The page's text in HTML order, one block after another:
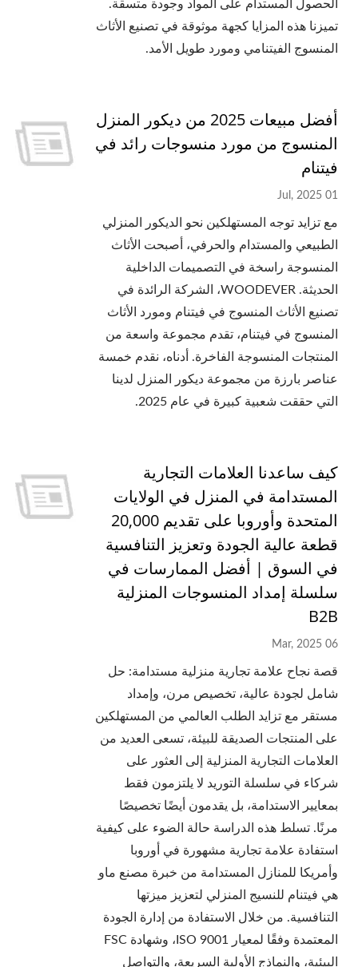
الحصول المستدام على المواد وجودة متسقة.
تميزنا هذه المزايا كجهة موثوقة في تصنيع الأثاث
المنسوج الفيتنامي ومورد طويل الأمد.
أفضل مبيعات 2025 من ديكور المنزل
المنسوج من مورد منسوجات رائد في
فيتنام
01 Jul, 2025
مع تزايد توجه المستهلكين نحو الديكور المنزلي
الطبيعي والمستدام والحرفي، أصبحت الأثاث
المنسوجة راسخة في التصميمات الداخلية
الحديثة. WOODEVER، الشركة الرائدة في
تصنيع الأثاث المنسوج في فيتنام ومورد الأثاث
المنسوج في فيتنام، تقدم مجموعة واسعة من
المنتجات المنسوجة الفاخرة. أدناه، نقدم خمسة
عناصر بارزة من مجموعة ديكور المنزل لدينا
التي حققت شعبية كبيرة في عام 2025.
كيف ساعدنا العلامات التجارية
المستدامة في المنزل في الولايات
المتحدة وأوروبا على تقديم 20,000
قطعة عالية الجودة وتعزيز التنافسية
في السوق | أفضل الممارسات في
سلسلة إمداد المنسوجات المنزلية
B2B
06 Mar, 2025
قصة نجاح علامة تجارية منزلية مستدامة: حل
شامل لجودة عالية، تخصيص مرن، وإمداد
مستقر مع تزايد الطلب العالمي من المستهلكين
على المنتجات الصديقة للبيئة، تسعى العديد من
العلامات التجارية المنزلية إلى العثور على
شركاء في سلسلة التوريد لا يلتزمون فقط
بمعايير الاستدامة، بل يقدمون أيضًا تخصيصًا
مرنًا. تسلط هذه الدراسة حالة الضوء على كيفية
استفادة علامة تجارية مشهورة في أوروبا
وأمريكا للمنازل المستدامة من خبرة مصنع ماو
هي فيتنام للنسيج المنزلي لتعزيز ميزتها
التنافسية. من خلال الاستفادة من إدارة الجودة
المعتمدة وفقًا لمعيار ISO 9001، وشهادة FSC
البيئية، والنماذج الأولية السريعة، والتواصل